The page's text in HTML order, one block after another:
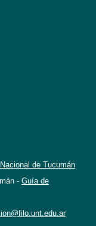
de Tucumán
- Guía de